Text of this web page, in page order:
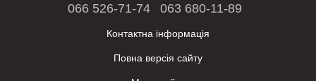
066 526-71-74 063 680-11-89
Контактна інформація
Повна версія сайту